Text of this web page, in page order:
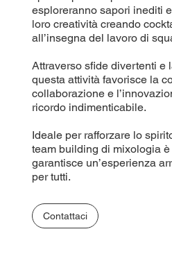
esploreranno sapori inediti
loro creatività creando
all’insegna del lavoro di
Attraverso sfide divertenti e
questa attività favorisce la
collaborazione e
ricordo indimenticabile.
Ideale per rafforzare lo
team building di mixologia
garantisce un’esperienza
per tutti.
Contattaci